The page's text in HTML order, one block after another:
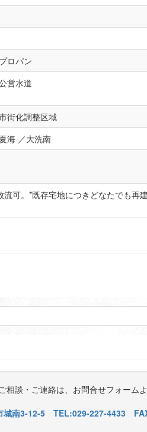
プロパン
営水道
街化調整区域
夏海 ／大洗南
流可。*既存宅地につきどなたでも再
相談・ご連絡は、お問合せフォーム
城南3-12-5 TEL:029-227-4433